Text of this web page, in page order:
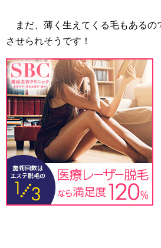
まだ、薄く生えてくる毛もあるの
させられそうです！